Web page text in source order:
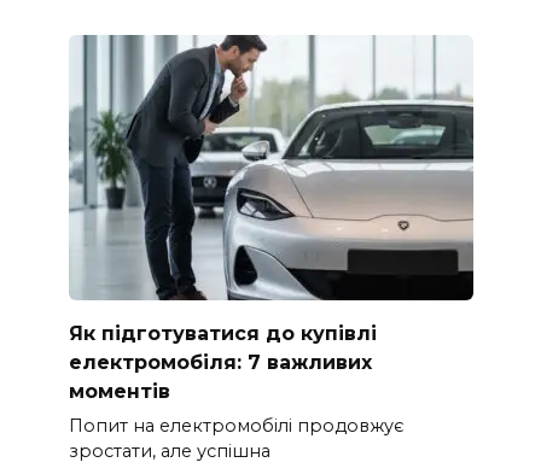
Як підготуватися до купівлі
електромобіля: 7 важливих
моментів
Попит на електромобілі продовжує
зростати, але успішна